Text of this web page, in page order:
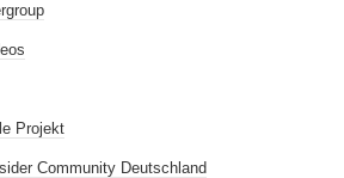
Projekt
Community Deutschland